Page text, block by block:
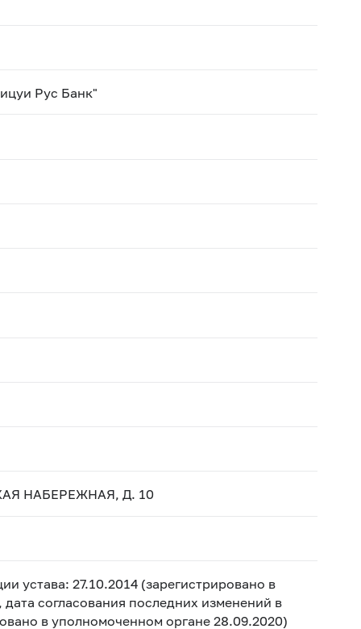
Рус Банк"
НАБЕРЕЖНАЯ, Д. 10
устава: 27.10.2014 (зарегистрировано в
согласования последних изменений в
в уполномоченном органе 28.09.2020)